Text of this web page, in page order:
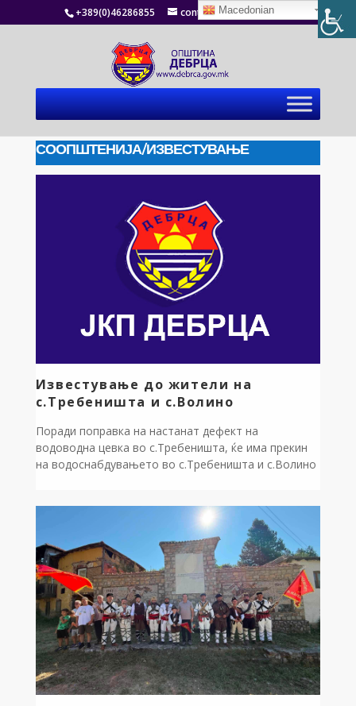
+389(0)46286855 contact@debrca.gov.mk
СООПШТЕНИЈА/ИЗВЕСТУВАЊЕ
Известување до жители на
с.Требеништа и с.Волино
Поради поправка на настанат дефект на
водоводна цевка во с.Требеништа, ќе има прекин
на водоснабдувањето во с.Требеништа и с.Волино
Macedonian